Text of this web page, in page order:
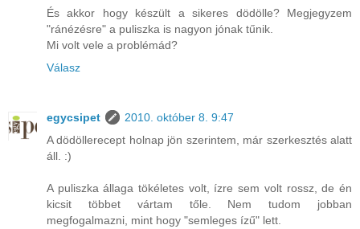
És akkor hogy készült a sikeres dödölle? Megjegyzem
"ránézésre" a puliszka is nagyon jónak tűnik.
Mi volt vele a problémád?
Válasz
egycsipet
2010. október 8. 9:47
A dödöllerecept holnap jön szerintem, már szerkesztés alatt
áll. :)
A puliszka állaga tökéletes volt, ízre sem volt rossz, de én
kicsit többet vártam tőle. Nem tudom jobban
megfogalmazni, mint hogy "semleges ízű" lett.